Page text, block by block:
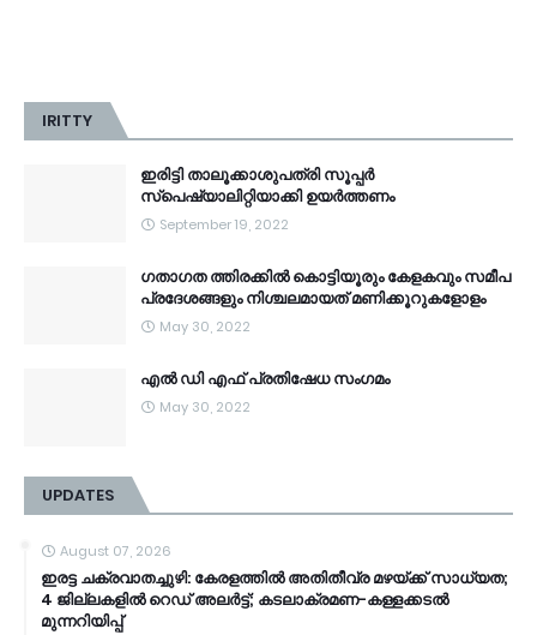
IRITTY
ഇരിട്ടി താലൂക്കാശുപത്രി സൂപ്പർ
സ്‌പെഷ്യാലിറ്റിയാക്കി ഉയർത്തണം
September 19, 2022
ഗതാഗത ത്തിരക്കിൽ കൊട്ടിയൂരും കേളകവും സമീപ
പ്രദേശങ്ങളും നിശ്ചലമായത് മണിക്കൂറുകളോളം
May 30, 2022
എൽ ഡി എഫ് പ്രതിഷേധ സംഗമം
May 30, 2022
UPDATES
August 07, 2026
ഇരട്ട ചക്രവാതച്ചുഴി: കേരളത്തിൽ അതിതീവ്ര മഴയ്ക്ക് സാധ്യത;
4 ജില്ലകളിൽ റെഡ് അലർട്ട്; കടലാക്രമണ-കള്ളക്കടൽ
മുന്നറിയിപ്പ്